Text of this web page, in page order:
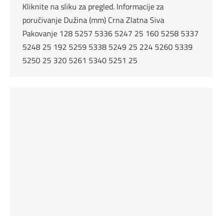
Kliknite na sliku za pregled. Informacije za
poručivanje Dužina (mm) Crna Zlatna Siva
Pakovanje 128 5257 5336 5247 25 160 5258 5337
5248 25 192 5259 5338 5249 25 224 5260 5339
5250 25 320 5261 5340 5251 25